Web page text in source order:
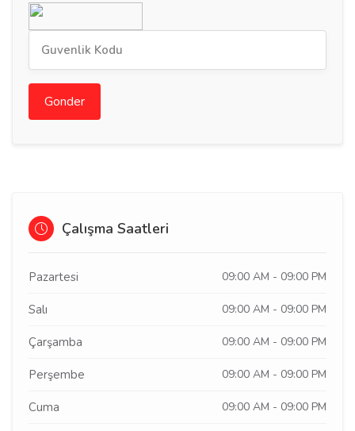
Gonder
Çalışma Saatleri
Pazartesi 09:00 AM - 09:00 PM
Salı 09:00 AM - 09:00 PM
Çarşamba 09:00 AM - 09:00 PM
Perşembe 09:00 AM - 09:00 PM
Cuma 09:00 AM - 09:00 PM